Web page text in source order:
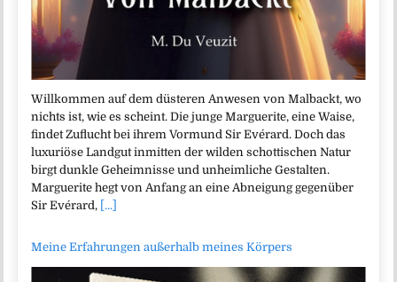
Willkommen auf dem düsteren Anwesen von Malbackt, wo
nichts ist, wie es scheint. Die junge Marguerite, eine Waise,
findet Zuflucht bei ihrem Vormund Sir Evérard. Doch das
luxuriöse Landgut inmitten der wilden schottischen Natur
birgt dunkle Geheimnisse und unheimliche Gestalten.
Marguerite hegt von Anfang an eine Abneigung gegenüber
Sir Evérard, [...]
Meine Erfahrungen außerhalb meines Körpers